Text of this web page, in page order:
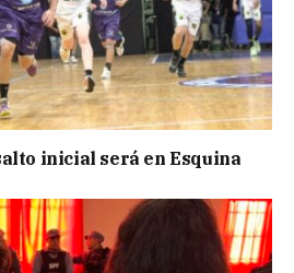
inicial será en Esquina